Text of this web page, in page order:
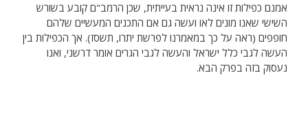
אמנם כפילות זו אינה נראית בעייתית, שכן הרמב"ם קובע בשורש
השישי שאנו מונים לאו ועשה גם אם התכנים המעשיים שלהם
חופפים (ראה על כך במאמרנו לפרשת יתרו, תשסז). אך הכפילות בין
העשה לגבי כלל ישראל והעשה לגבי הגרים אומר דרשני, ואנו
נעסוק בזה בפרק הבא.